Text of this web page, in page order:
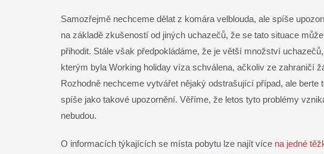
MessengerSamozřejmě nechceme dělat z komára velblouda, ale spíše
na základě zkušeností od jiných uchazečů, že se tato situace může
přihodit. Stále však předpokládáme, že je větší množství uchazečů,
kterým byla Working holiday víza schválena, ačkoliv ze zahraničí
Rozhodně nechceme vytvářet nějaký odstrašující případ, ale berte
spíše jako takové upozornění. Věříme, že letos tyto problémy
nebudou.
O informacích týkajících se místa pobytu lze najít více na jedné